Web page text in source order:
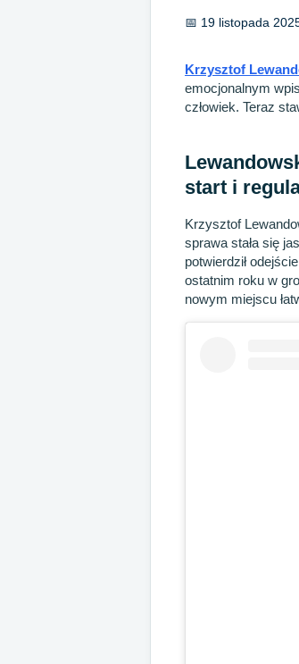
📅 19 listopada
Krzysztof
emocjonalnym
człowiek. Teraz
start i
Krzysztof
sprawa stała się
potwierdził
ostatnim roku w
nowym miejscu